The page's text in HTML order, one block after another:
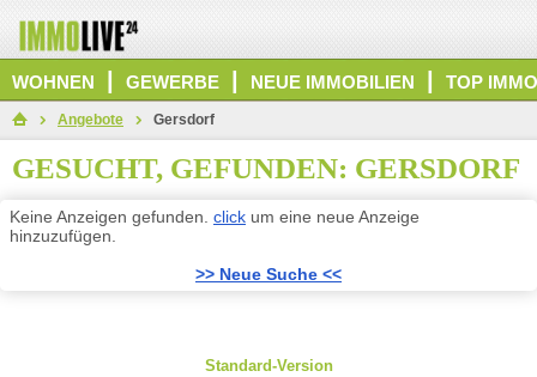
WOHNEN GEWERBE NEUE IMMOBILIEN TOP
Angebote Gersdorf
GESUCHT, GEFUNDEN: GERSDORF
Keine Anzeigen gefunden. click um eine neue Anzeige
hinzuzufügen.
>> Neue Suche <<
Standard-Version